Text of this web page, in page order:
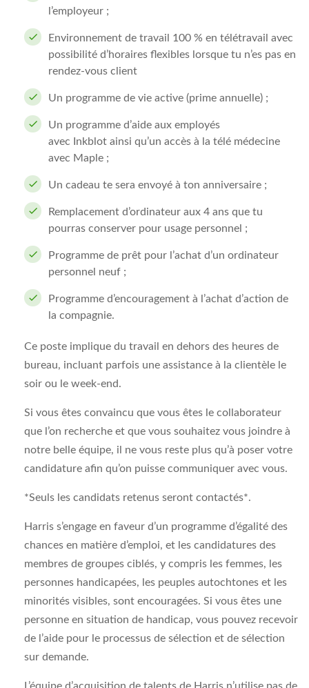
l’employeur ;
Environnement de travail 100 % en télétravail avec
possibilité d’horaires flexibles lorsque tu n’es pas en
rendez-vous client
Un programme de vie active (prime annuelle) ;
Un programme d’aide aux employés
avec Inkblot ainsi qu’un accès à la télé médecine
avec Maple ;
Un cadeau te sera envoyé à ton anniversaire ;
Remplacement d’ordinateur aux 4 ans que tu
pourras conserver pour usage personnel ;
Programme de prêt pour l’achat d’un ordinateur
personnel neuf ;
Programme d’encouragement à l’achat d’action de
la compagnie.
Ce poste implique du travail en dehors des heures de
bureau, incluant parfois une assistance à la clientèle le
soir ou le week-end.
Si vous êtes convaincu que vous êtes le collaborateur
que l’on recherche et que vous souhaitez vous joindre à
notre belle équipe, il ne vous reste plus qu’à poser votre
candidature afin qu’on puisse communiquer avec vous.
*Seuls les candidats retenus seront contactés*.
Harris s’engage en faveur d’un programme d’égalité des
chances en matière d’emploi, et les candidatures des
membres de groupes ciblés, y compris les femmes, les
personnes handicapées, les peuples autochtones et les
minorités visibles, sont encouragées. Si vous êtes une
personne en situation de handicap, vous pouvez recevoir
de l’aide pour le processus de sélection et de sélection
sur demande.